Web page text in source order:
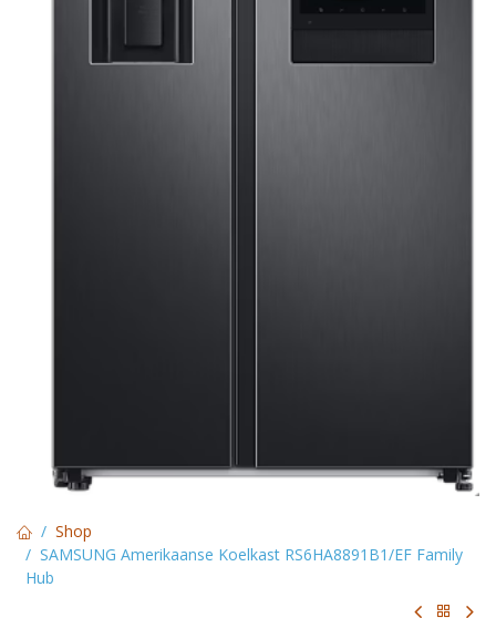
Shop
SAMSUNG Amerikaanse Koelkast RS6HA8891B1/EF Family
Hub